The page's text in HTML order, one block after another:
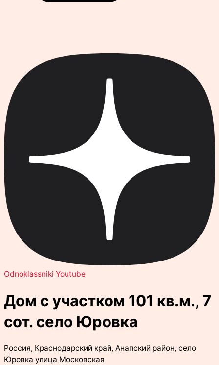
Odnoklassniki Youtube
Дом с участком 101 кв.м., 7
сот. село Юровка
Россия, Краснодарский край, Анапский район, село
Юровка улица Московская